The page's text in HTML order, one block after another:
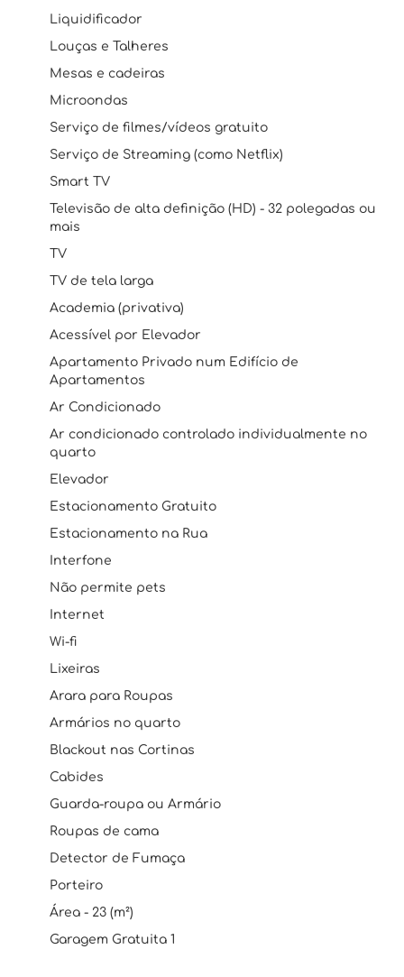
Liquidificador
Louças e Talheres
Mesas e cadeiras
Microondas
Serviço de filmes/vídeos gratuito
Serviço de Streaming (como Netflix)
Smart TV
Televisão de alta definição (HD) - 32 polegadas ou
mais
TV
TV de tela larga
Academia (privativa)
Acessível por Elevador
Apartamento Privado num Edifício de
Apartamentos
Ar Condicionado
Ar condicionado controlado individualmente no
quarto
Elevador
Estacionamento Gratuito
Estacionamento na Rua
Interfone
Não permite pets
Internet
Wi-fi
Lixeiras
Arara para Roupas
Armários no quarto
Blackout nas Cortinas
Cabides
Guarda-roupa ou Armário
Roupas de cama
Detector de Fumaça
Porteiro
Área - 23 (m²)
Garagem Gratuita 1